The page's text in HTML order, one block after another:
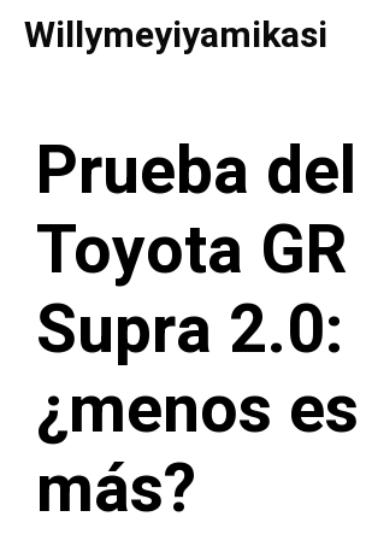
Saltar
Willymeyiyamikasi
Prueba del
Toyota GR
Supra 2.0:
¿menos es
más?